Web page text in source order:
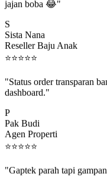
Sista Nana
Reseller Baju Anak
⭐⭐⭐⭐⭐
dashboard."
Pak Budi
Agen Properti
⭐⭐⭐⭐⭐
beres. Fix langganan."